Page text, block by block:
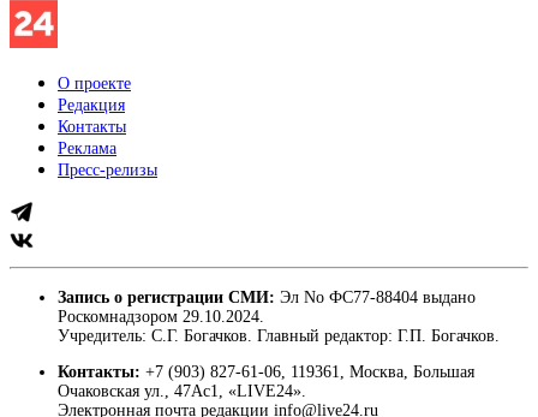
О проекте
Редакция
Контакты
Реклама
Пресс-релизы
Запись о регистрации СМИ: Эл No ФС77-88404 выдано
Роскомнадзором 29.10.2024.
Учредитель: С.Г. Богачков. Главный редактор: Г.П. Богачков.
Контакты: +7 (903) 827-61-06, 119361, Москва, Большая
Очаковская ул., 47Ас1, «LIVE24».
Электронная почта редакции info@live24.ru